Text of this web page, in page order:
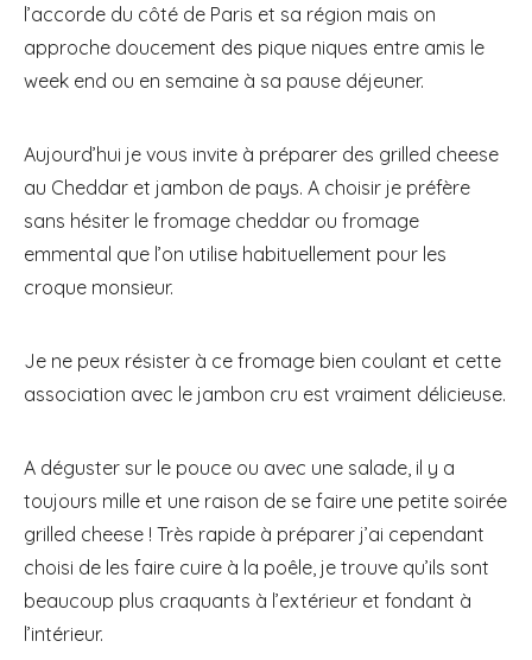
l’accorde du côté de Paris et sa région mais on
approche doucement des pique niques entre amis le
week end ou en semaine à sa pause déjeuner.
Aujourd’hui je vous invite à préparer des grilled cheese
au Cheddar et jambon de pays. A choisir je préfère
sans hésiter le fromage cheddar ou fromage
emmental que l’on utilise habituellement pour les
croque monsieur.
Je ne peux résister à ce fromage bien coulant et cette
association avec le jambon cru est vraiment délicieuse.
A déguster sur le pouce ou avec une salade, il y a
toujours mille et une raison de se faire une petite soirée
grilled cheese ! Très rapide à préparer j’ai cependant
choisi de les faire cuire à la poêle, je trouve qu’ils sont
beaucoup plus craquants à l’extérieur et fondant à
l’intérieur.